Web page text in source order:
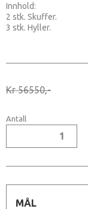
Innhold:
2 stk. Skuffer.
3 stk. Hyller.
Kr 56550,-
Antall
MÅL